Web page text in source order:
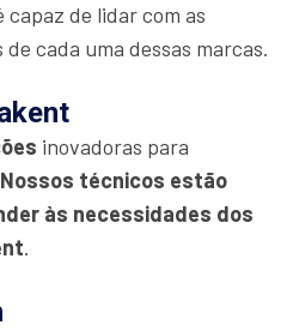
capaz de lidar com as
cada uma dessas marcas.
inovadoras para
Nossos técnicos estão
às necessidades dos
.